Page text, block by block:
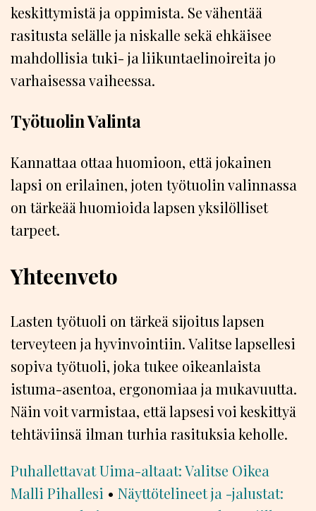
keskittymistä ja oppimista. Se vähentää
rasitusta selälle ja niskalle sekä ehkäisee
mahdollisia tuki- ja liikuntaelinoireita jo
varhaisessa vaiheessa.
Työtuolin Valinta
Kannattaa ottaa huomioon, että jokainen
lapsi on erilainen, joten työtuolin valinnassa
on tärkeää huomioida lapsen yksilölliset
tarpeet.
Yhteenveto
Lasten työtuoli on tärkeä sijoitus lapsen
terveyteen ja hyvinvointiin. Valitse lapsellesi
sopiva työtuoli, joka tukee oikeanlaista
istuma-asentoa, ergonomiaa ja mukavuutta.
Näin voit varmistaa, että lapsesi voi keskittyä
tehtäviinsä ilman turhia rasituksia keholle.
Puhallettavat Uima-altaat: Valitse Oikea
Malli Pihallesi • Näyttötelineet ja -jalustat: